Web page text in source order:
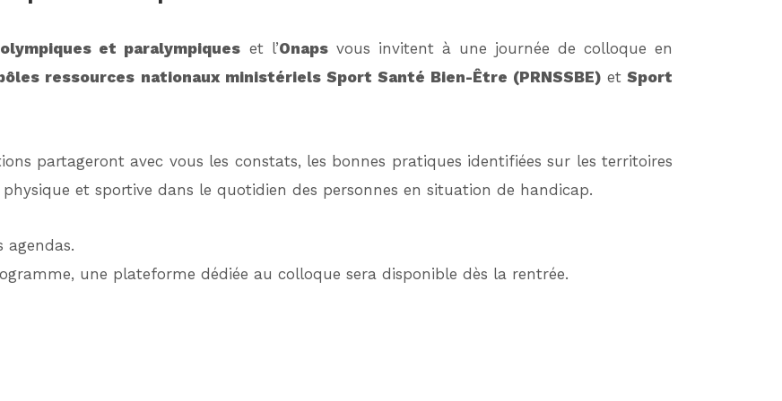
et paralympiques et l’Onapsvous invitent à une journée de colloque en
ressources nationaux ministériels Sport Santé Bien-Être (PRNSSBE) etSport
partageront avec vous les constats, les bonnes pratiques identifiées sur les territoires
et sportive dans le quotidien des personnes en situation de handicap.
agendas.
une plateforme dédiée au colloque sera disponible dès la rentrée.